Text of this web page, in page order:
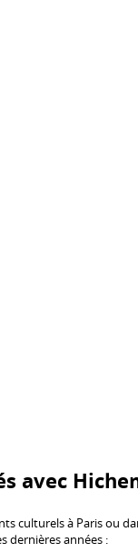
avec
culturels à Paris ou
dernières années :